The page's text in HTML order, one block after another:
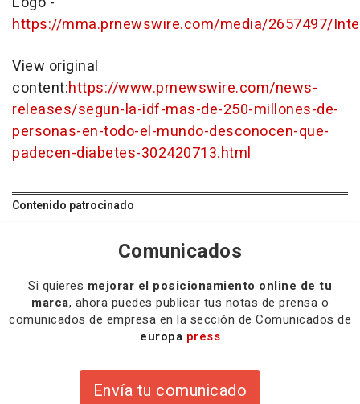
https://mma.prnewswire.com/media/2657497/
View original
content:https://www.prnewswire.com/news-
releases/segun-la-idf-mas-de-250-millones-de-
personas-en-todo-el-mundo-desconocen-que-
padecen-diabetes-302420713.html
Contenido patrocinado
Comunicados
Si quieres mejorar el posicionamiento online de tu
marca, ahora puedes publicar tus notas de prensa o
comunicados de empresa en la sección de Comunicados de
europa press
Envía tu comunicado